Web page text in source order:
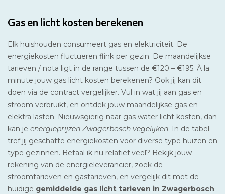
Gas en licht kosten berekenen
Elk huishouden consumeert gas en elektriciteit. De
energiekosten fluctueren flink per gezin. De maandelijkse
tarieven / nota ligt in de range tussen de €120 – €195. À la
minute jouw gas licht kosten berekenen? Ook jij kan dit
doen via de contract vergelijker. Vul in wat jij aan gas en
stroom verbruikt, en ontdek jouw maandelijkse gas en
elektra lasten. Nieuwsgierig naar gas water licht kosten, dan
kan je energieprijzen Zwagerbosch vegelijken. In de tabel
tref jij geschatte energiekosten voor diverse type huizen en
type gezinnen. Betaal ik nu relatief veel? Bekijk jouw
rekening van de energieleverancier, zoek de
stroomtarieven en gastarieven, en vergelijk dit met de
huidige gemiddelde gas licht tarieven in Zwagerbosch.